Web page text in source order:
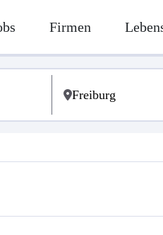
Firmen